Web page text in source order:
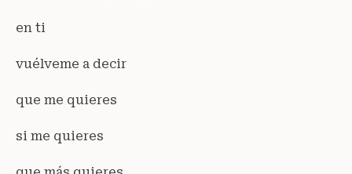
en ti
vuélveme a decir
que me quieres
si me quieres